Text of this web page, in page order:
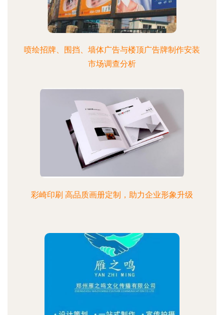
喷绘招牌、围挡、墙体广告与楼顶广告牌制作安装
市场调查分析
彩崎印刷 高品质画册定制，助力企业形象升级